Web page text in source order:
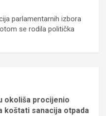
parlamentarnih izbora
se rodila politička
okoliša procijenio
koštati sanacija otpada